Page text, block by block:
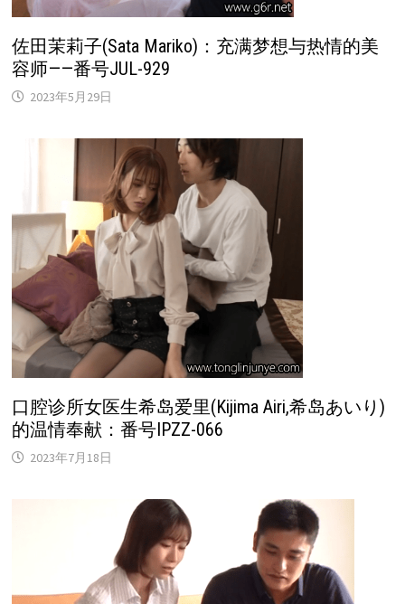
佐田茉莉子(Sata Mariko)：充满梦想与热情的美
容师——番号JUL-929
2023年5月29日
口腔诊所女医生希岛爱里(Kijima Airi,希岛あいり)
的温情奉献：番号IPZZ-066
2023年7月18日